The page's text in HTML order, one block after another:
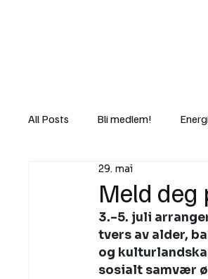
All Posts Bli medlem!
Lov og rett
Rettslige skritt i Klartekst
Meld deg
29. mai
3.–5. juli
tvers av alder,
og
sosialt samvær